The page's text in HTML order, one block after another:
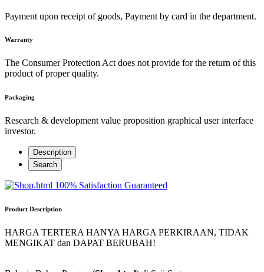
Payment upon receipt of goods, Payment by card in the department.
Warranty
The Consumer Protection Act does not provide for the return of this
product of proper quality.
Packaging
Research & development value proposition graphical user interface
investor.
Description
Search
100% Satisfaction Guaranteed
Product Description
HARGA TERTERA HANYA HARGA PERKIRAAN, TIDAK
MENGIKAT dan DAPAT BERUBAH!